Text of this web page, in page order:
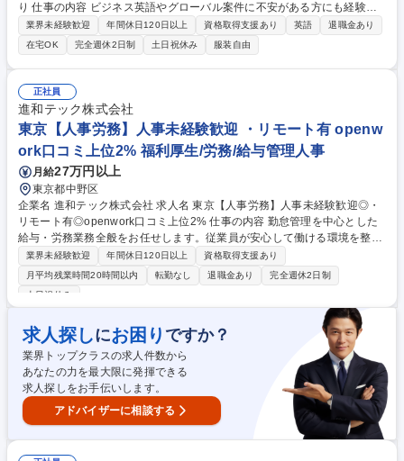
り 仕事の内容 ビジネス英語やグローバル案件に不安がある方にも経験豊
富な社員がサポートし、語学力やグローバルビジネススキルを向上させる
研修プログラムを提供します。世界で活躍したい方は、この機会に挑戦し
てください。 海外ユーザーとの要件調整や課題解決、テスト依頼、システ
ムの使い方説明などのコミュニケーションを担当します。また、海外ベン
ダーとのシステム設計や開発、不具合改修に関する調整も行います。開発
システムの設計書や関連資料を英語で作成し、海外ユーザーやパッケージ
ベンダーと協力して案件を推進するため、プロジェクト管理プロセスに基
づく依頼・調整・交渉を実施します。 募集職種 【社内SE/グローバル案件
のプロジェクトリーダー】海外出張・赴任の機会あり
業界未経験歓迎 年間休日120日以上 資格取得支援あり 英語
退職金あり
在宅OK
完全週休2日制 土日祝休み 服装自由
正社員
進和テック株式会社
東京【人事労務】人事未経験歓迎 ・リモート有 openw
ork口コミ上位2% 福利厚生/労務/給与管理人事
月給27万円以上
東京都中野区
企業名 進和テック株式会社 求人名 東京【人事労務】人事未経験歓迎◎・
リモート有◎openwork口コミ上位2% 仕事の内容 勤怠管理を中心とした
給与・労務業務全般をお任せします。従業員が安心して働ける環境を整
え、バックオフィスから会社を支えるポジションです。 【具体的な仕事内
容】 入社後まずは、勤怠管理業務を中心に担当していただきます。 ・従
業員の勤怠データの収集、確認、管理業務 ・給与計算業務のサポート ・
事労務】人事未経験歓迎◎・リモート有◎openwork口コミ上位2%
業界未経験歓迎 年間休日120日以上
資格取得支援あり
月平均残業時間20時間以内
転勤なし 退職金あり
完全週休2日制
土日祝休み
求人探しにお困り ですか？
業界トップクラスの求人件数から
あなたの力を最大限に発揮できる
求人探しをお手伝いします。
アドバイザーに相談する